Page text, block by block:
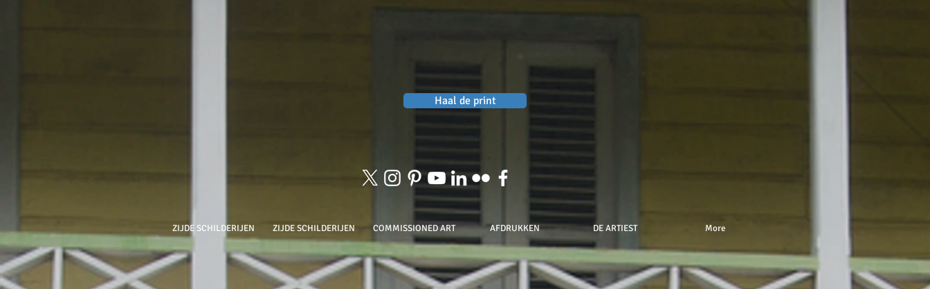
Haal de print
ZIJDE SCHILDERIJEN ZIJDE SCHILDERIJEN COMMISSIONED ART AFDRUKKEN DE ARTIEST More